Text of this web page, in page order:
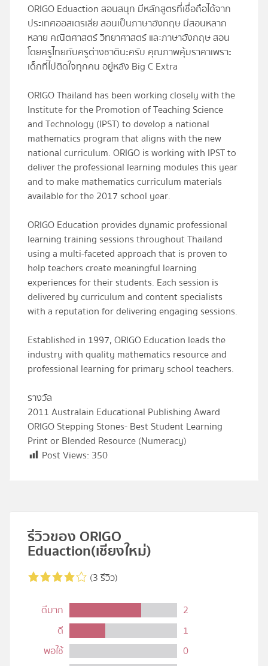
เข้าสู่ระบบ
ORIGO Eduaction สอนสนุก มีหลักสูตรที่เชื่อถือได้จาก
ประเทศออสเตรเลีย สอนเป็นภาษาอังกฤษ มีสอนหลาก
หลาย คณิตศาสตร์ วิทยาศาสตร์ และภาษาอังกฤษ สอน
โดยครูไทยกับครูต่างชาตินะครับ คุณภาพคุ้มราคาเพราะ
เด็กที่ไปติดใจทุกคน อยู่หลัง Big C Extra
ORIGO Thailand has been working closely with the
Institute for the Promotion of Teaching Science
and Technology (IPST) to develop a national
mathematics program that aligns with the new
national curriculum. ORIGO is working with IPST to
deliver the professional learning modules this year
and to make mathematics curriculum materials
available for the 2017 school year.
ORIGO Education provides dynamic professional
learning training sessions throughout Thailand
using a multi-faceted approach that is proven to
help teachers create meaningful learning
experiences for their students. Each session is
delivered by curriculum and content specialists
with a reputation for delivering engaging sessions.
Established in 1997, ORIGO Education leads the
industry with quality mathematics resource and
professional learning for primary school teachers.
รางวัล
2011 Australain Educational Publishing Award
ORIGO Stepping Stones- Best Student Learning
Print or Blended Resource (Numeracy)
Post Views: 350
รีวิวของ ORIGO
Eduaction (เชียงใหม่)
(3 รีวิว)
ดีมาก
2
ดี
1
พอใช้
0